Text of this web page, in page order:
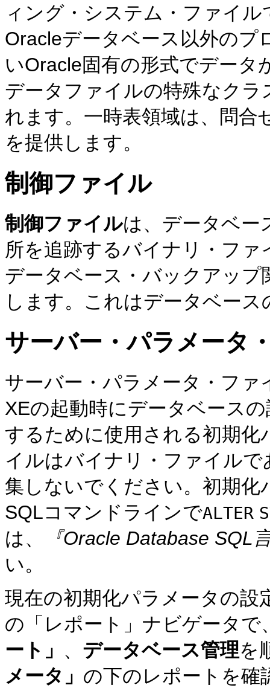
ィング・システム・ファイ
Oracleデータベース以外の
いOracle固有の形式でデータ
データファイルの特殊なク
れます。一時表領域は、問合
を提供します。
制御ファイル
制御ファイルは、データベー
所を追跡するバイナリ・フ
データベース・バックアッ
します。これはデータベー
サーバー・パラメータ
サーバー・パラメータ・ファ
XEの起動時にデータベース
するために使用される初期
イルはバイナリ・ファイル
集しないでください。初期
SQLコマンドラインでALTER
は、
『Oracle Database SQL
い。
現在の初期化パラメータの設
の「レポート」ナビゲータで
ート」 、 データベース管理を
メータ」 の下のレポートを確